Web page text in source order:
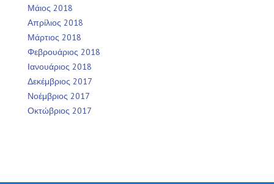
Μάιος 2018
Απρίλιος 2018
Μάρτιος 2018
Φεβρουάριος 2018
Ιανουάριος 2018
Δεκέμβριος 2017
Νοέμβριος 2017
Οκτώβριος 2017